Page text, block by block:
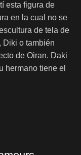
esta figura de
en la cual no se
de tela de
Diki o también
de Oiran. Daki
hermano tiene el